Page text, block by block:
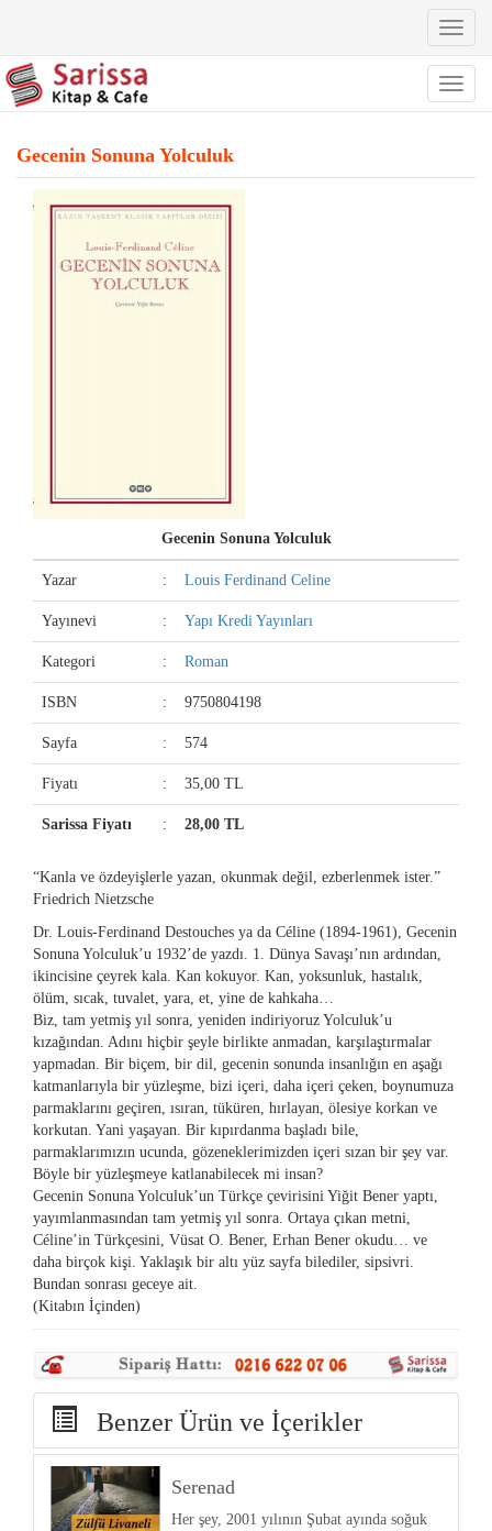
Toggle
Toggle
Gecenin Sonuna Yolculuk
Gecenin Sonuna Yolculuk
Yazar : Louis Ferdinand Celine
Yayınevi : Yapı Kredi Yayınları
Kategori : Roman
ISBN : 9750804198
Sayfa : 574
Fiyatı : 35,00 TL
Sarissa Fiyatı : 28,00 TL
“Kanla ve özdeyişlerle yazan, okunmak değil, ezberlenmek ister.”
Friedrich Nietzsche
Dr. Louis-Ferdinand Destouches ya da Céline (1894-1961), Gecenin
Sonuna Yolculuk’u 1932’de yazdı. 1. Dünya Savaşı’nın ardından,
ikincisine çeyrek kala. Kan kokuyor. Kan, yoksunluk, hastalık,
ölüm, sıcak, tuvalet, yara, et, yine de kahkaha…
Biz, tam yetmiş yıl sonra, yeniden indiriyoruz Yolculuk’u
kızağından. Adını hiçbir şeyle birlikte anmadan, karşılaştırmalar
yapmadan. Bir biçem, bir dil, gecenin sonunda insanlığın en aşağı
katmanlarıyla bir yüzleşme, bizi içeri, daha içeri çeken, boynumuza
parmaklarını geçiren, ısıran, tüküren, hırlayan, ölesiye korkan ve
korkutan. Yani yaşayan. Bir kıpırdanma başladı bile,
parmaklarımızın ucunda, gözeneklerimizden içeri sızan bir şey var.
Böyle bir yüzleşmeye katlanabilecek mi insan?
Gecenin Sonuna Yolculuk’un Türkçe çevirisini Yiğit Bener yaptı,
yayımlanmasından tam yetmiş yıl sonra. Ortaya çıkan metni,
Céline’in Türkçesini, Vüsat O. Bener, Erhan Bener okudu… ve
daha birçok kişi. Yaklaşık bir altı yüz sayfa bilediler, sipsivri.
Bundan sonrası geceye ait.
(Kitabın İçinden)
Benzer Ürün ve İçerikler
Serenad
Her şey, 2001 yılının Şubat ayında soğuk